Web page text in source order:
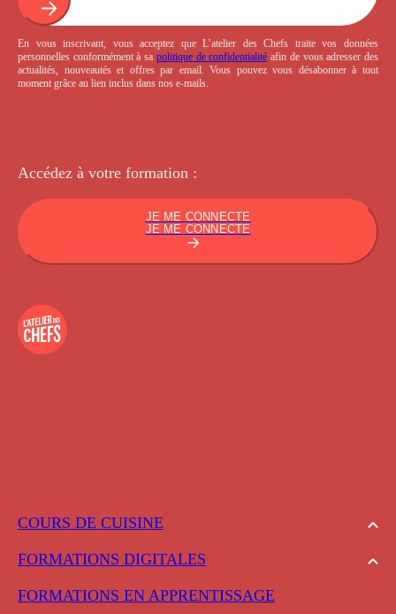
COURS DE CUISINE
FORMATIONS DIGITALES
FORMATIONS EN APPRENTISSAGE
En vous inscrivant, vous acceptez que L’atelier des Chefs traite vos données
personnelles conformément à sa politique de confidentialité afin de vous adresser des
actualités, nouveautés et offres par email. Vous pouvez vous désabonner à tout
moment grâce au lien inclus dans nos e-mails.
Accédez à votre formation :
JE ME CONNECTE
JE ME CONNECTE